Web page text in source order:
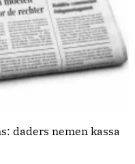
daders nemen kassa